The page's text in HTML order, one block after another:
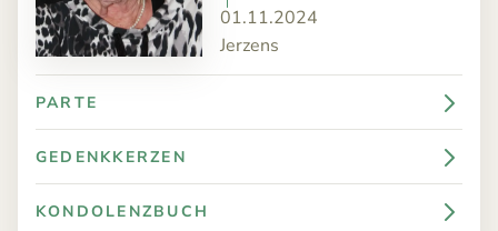
01.11.2024
Jerzens
PARTE
GEDENKKERZEN
KONDOLENZBUCH